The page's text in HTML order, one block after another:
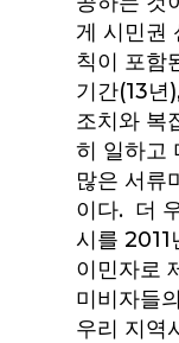
게 시민권
칙이 포함
기간(13년
조치와 복
히 일하고
많은 서류
이다. 더
시를 2011
이민자로
미비자들
우리 지역